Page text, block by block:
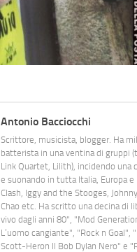
Antonio Bacciocchi
Scrittore, musicista, blogger. Ha
batterista in una ventina di gruppi
Link Quartet, Lilith), incidendo una
e suonando in tutta Italia, Europa e
Clash, Iggy and the Stooges,
Chao etc. Ha scritto una decina di
vivo dagli anni 80", "Mod
L’uomo cangiante", "Rock n Goal",
Scott-Heron Il Bob Dylan Nero" e